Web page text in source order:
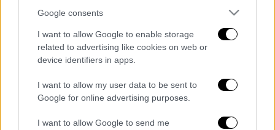
Google consents
I want to allow Google to enable storage
related to advertising like cookies on web or
device identifiers in apps.
I want to allow my user data to be sent to
Google for online advertising purposes.
I want to allow Google to send me
Τα σχολιά σας δημοσιεύονται άμεσα με δική σας ευθύνη. Το
ΕΘΝΟΣ θα παρεμβαίνει και τα προσβλητικά σχόλια θα
διαγράφονται